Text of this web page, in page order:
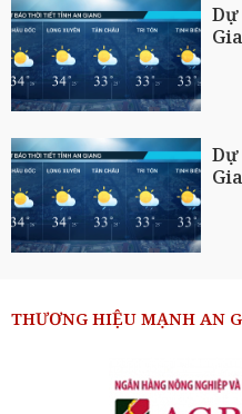
THƯƠNG HIỆU MẠNH AN